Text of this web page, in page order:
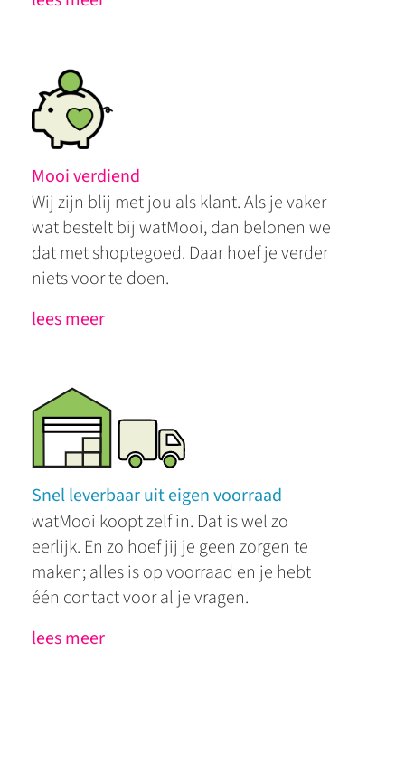
Mooi verdiend
Wij zijn blij met jou als klant. Als je vaker
wat bestelt bij watMooi, dan belonen we
dat met shoptegoed. Daar hoef je verder
niets voor te doen.
lees meer
Snel leverbaar uit eigen voorraad
watMooi koopt zelf in. Dat is wel zo
eerlijk. En zo hoef jij je geen zorgen te
maken; alles is op voorraad en je hebt
één contact voor al je vragen.
lees meer